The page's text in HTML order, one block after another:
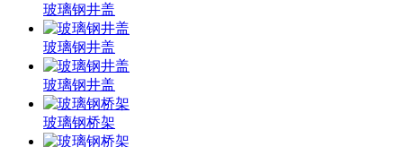
玻璃钢井盖
玻璃钢井盖
玻璃钢井盖
玻璃钢桥架